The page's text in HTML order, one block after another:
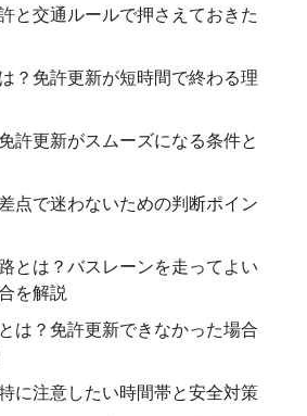
と交通ルールで押さえておきた
？免許更新が短時間で終わる理
許更新がスムーズになる条件と
点で迷わないための判断ポイン
とは？バスレーンを走ってよい
を解説
は？免許更新できなかった場合
に注意したい時間帯と安全対策